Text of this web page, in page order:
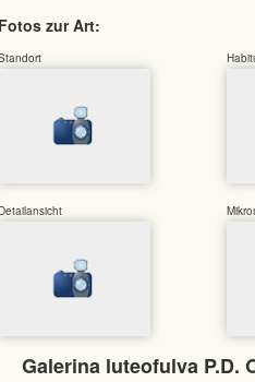
zur Art:
Galerina luteofulva P.D.